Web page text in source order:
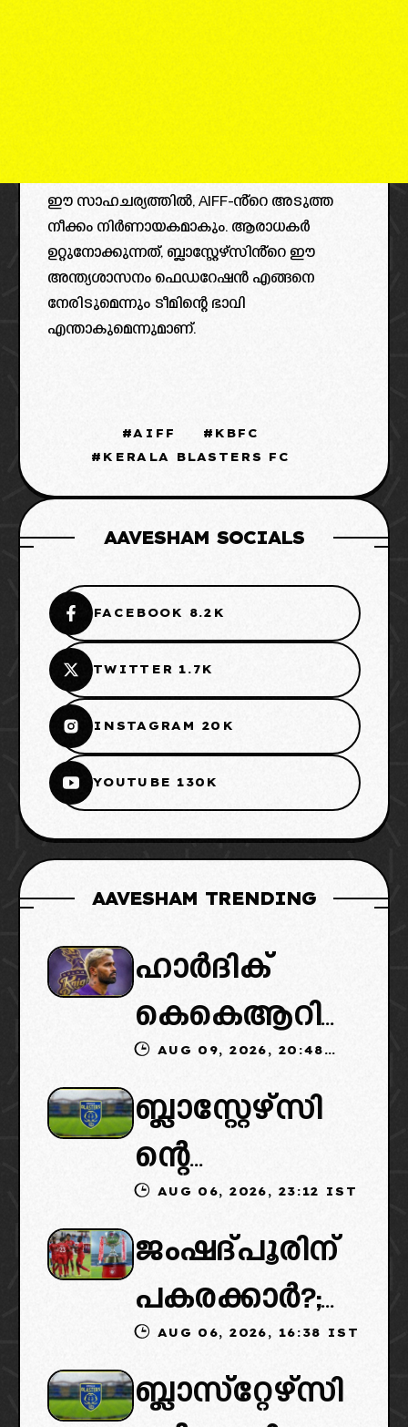
ഈ സാഹചര്യത്തിൽ, AIFF-ൻ്റെ അടുത്ത
നീക്കം നിർണായകമാകും. ആരാധകർ
ഉറ്റുനോക്കുന്നത്, ബ്ലാസ്റ്റേഴ്‌സിൻ്റെ ഈ
അന്ത്യശാസനം ഫെഡറേഷൻ എങ്ങനെ
നേരിടുമെന്നും ടീമിന്റെ ഭാവി
എന്താകുമെന്നുമാണ്.
AIFF
KBFC
KERALA BLASTERS FC
AAVESHAM SOCIALS
FACEBOOK 8.2K
TWITTER 1.7K
INSTAGRAM 20K
YOUTUBE 130K
AAVESHAM TRENDING
ഹാർദിക്
കെകെആറി
ലേക്ക്: പകരം
മുംബൈ
ആവശ്യപ്പെടു
ന്നത്
കൊൽക്കത്ത
യുടെ മികച്ച
യുവതാരങ്ങ
ളെ
AUG 09, 2026, 20:48
ബ്ലാസ്റ്റേഴ്സി
ന്റെ
കൈമാറ്റത്തി
ൽ ട്വിസ്റ്റ്:
പുതിയ
ഉടമകളെത്താ
ൻ വൈകും,
AUG 06, 2026, 23:12 IST
ജംഷദ്പൂരിന്
പകരക്കാർ?;
ഐഎസ്എല്ലി
ൽ പുതിയ
AUG 06, 2026, 16:38 IST
ബ്ലാസ്‌റ്റേഴ്‌സി